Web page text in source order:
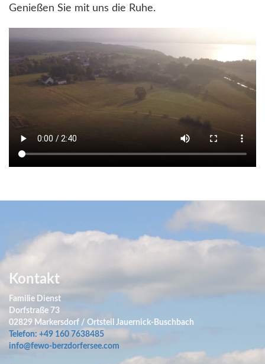
Genießen Sie mit uns die Ruhe.
Kontakt
Familie Dienst
Dorfstraße 73
02829 Markersdorf / Ortsteil Jauernick-Buschbach
Telefon: +49 160 7638485
info@fewo-berzdorfersee.com